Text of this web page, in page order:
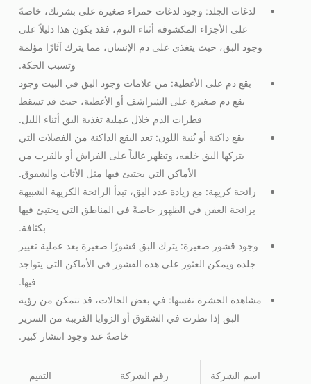
لدغات الجلد: وجود لدغات حمراء صغيرة على بشرتك، خاصةً
على الأجزاء المكشوفة أثناء النوم، فقد يكون هذا دليلاً على
وجود البق، حيث يتغذى على دم الإنسان، مما يترك آثارًا مؤلمة
وتسبب الحكة.
بقع دم على الأغطية: من علامات وجود البق في البيت وجود
بقع دم صغيرة على الشراشف أو الأغطية، حيث قد تسقط
قطرات الدم خلال عملية تغذية البق أثناء الليل.
بقع داكنة أو بُنية اللون: تعد البقع الداكنة من الفضلات التي
يتركها البق خلفه، وتظهر غالباً على الفراش أو بالقرب من
الأماكن التي يختبئ فيها مثل الأثاث والشقوق.
رائحة كريهة: مع زيادة عدد البق، تبدأ الرائحة الكريهة الشبيهة
برائحة العفن في الظهور خاصةً في المناطق التي يختبئ فيها
بكثافة.
وجود قشور صغيرة: يترك البق قشورًا صغيرة بعد عملية تغيير
جلده ويمكن العثور على هذه القشور في الأماكن التي يتواجد
فيها.
مشاهدة الحشرة نفسها: في بعض الحالات، قد تتمكن من رؤية
البق إذا نظرت في الشقوق أو الزوايا القريبة من السرير
خاصةً عند وجود انتشار كبير.
اسم الشركة رقم الشركة التقيم